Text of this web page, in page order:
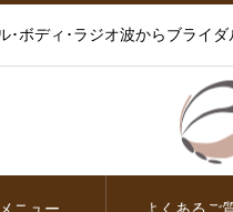
･ボディ･ラジオ波からブライ